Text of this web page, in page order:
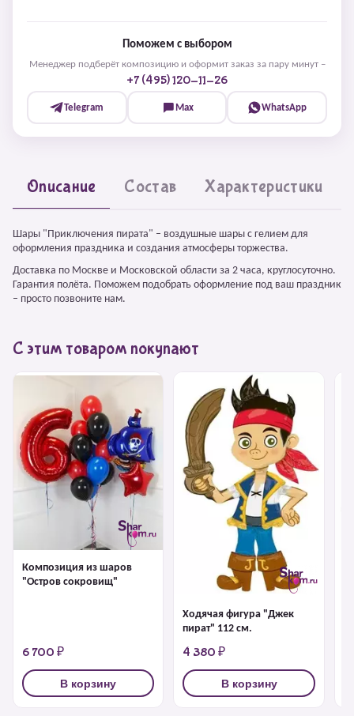
Поможем с выбором
Менеджер подберёт композицию и оформит заказ за пару минут –
+7 (495) 120-11-26
Telegram Max WhatsApp
Описание Состав Характеристики
Шары "Приключения пирата" – воздушные шары с гелием для
оформления праздника и создания атмосферы торжества.
Доставка по Москве и Московской области за 2 часа, круглосуточно.
Гарантия полёта. Поможем подобрать оформление под ваш праздник
– просто позвоните нам.
С этим товаром покупают
Композиция из шаров
"Остров сокровищ"
6 700 ₽
В корзину
Ходячая фигура "Джек
пират" 112 см.
4 380 ₽
В корзину